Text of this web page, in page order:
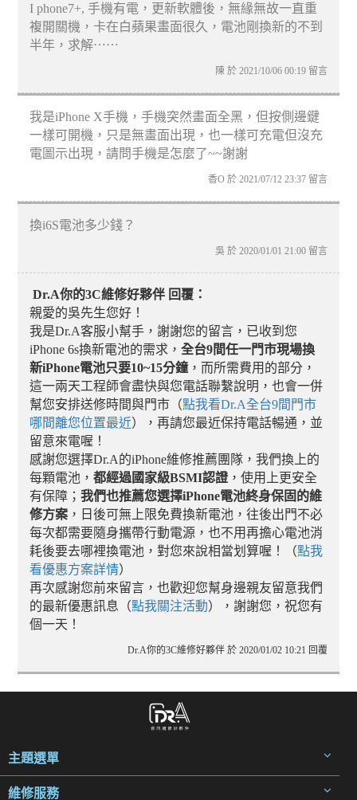
I phone7+, 手機有電，更新軟體後，無緣無故一直重
複開關機，卡在白蘋果畫面很久，電池剛換新的不到
半年，求解⋯⋯
陳 於 2021/10/06 00:19 留言
我是iPhone X手機，手機突然畫面全黑，但按側邊鍵
一樣可開機，只是無畫面出現，也一樣可充電但沒充
電圖示出現，請問手機是怎麼了~~謝謝
香O 於 2021/07/12 23:37 留言
換i6S電池多少錢？
吳 於 2020/01/01 21:00 留言
Dr.A你的3C維修好夥伴 回覆：
親愛的吳先生您好！
我是Dr.A客服小幫手，謝謝您的留言，已收到您
iPhone 6s換新電池的需求，全台9間任一門市現場換
新iPhone電池只要10~15分鐘，而所需費用的部分，
這一兩天工程師會盡快與您電話聯繫說明，也會一併
幫您安排送修時間與門市（點我看Dr.A全台9間門市
哪間離您位置最近），再請您最近保持電話暢通，並
留意來電喔！
感謝您選擇Dr.A的iPhone維修推薦團隊，我們換上的
每顆電池，都經過國家級BSMI認證 ，使用上更安全
有保障；我們也推薦您選擇iPhone電池終身保固的維
修方案 ，日後可無上限免費換新電池，往後出門不必
每次都需要隨身攜帶行動電源，也不用再擔心電池消
耗後要去哪裡換電池，對您來說相當划算喔！（點我
看優惠方案詳情）
再次感謝您前來留言，也歡迎您幫身邊親友留意我們
的最新優惠訊息（點我關注活動），謝謝您，祝您有
個一天！
Dr.A你的3C維修好夥伴 於 2020/01/02 10:21 回覆
主題選單
維修服務